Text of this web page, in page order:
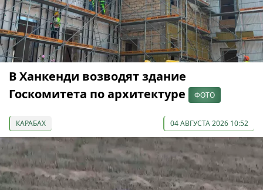
В Ханкенди возводят здание
Госкомитета по архитектуре
ФОТО
КАРАБАХ 04 АВГУСТА 2026 10:52